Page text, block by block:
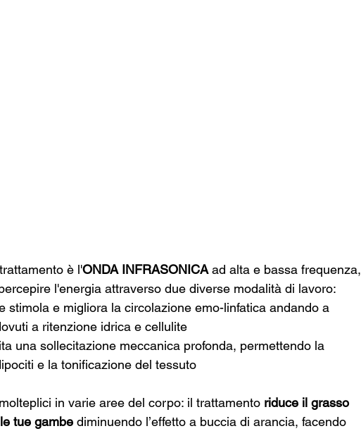
è l'ONDA INFRASONICA ad alta e bassa frequenza,
l'energia attraverso due diverse modalità di lavoro:
stimola e migliora la circolazione emo-linfatica andando a
a ritenzione idrica e cellulite
una sollecitazione meccanica profonda, permettendo la
e la tonificazione del tessuto
in varie aree del corpo: il trattamento riduce il grasso
tue gambe diminuendo l’effetto a buccia di arancia, facendo